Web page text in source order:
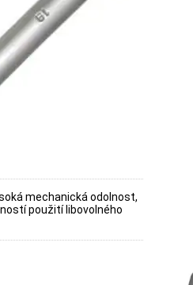
mechanická odolnost,
použití libovolného